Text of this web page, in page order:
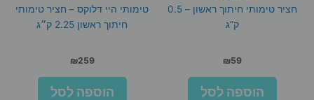
חציר טימותי חיתוך ראשון – 0.5
ק”ג
₪59
הוספה לסל
טימותי היי דלוקס – חציר טימותי
חיתוך ראשון 2.25 ק״ג
₪259
הוספה לסל